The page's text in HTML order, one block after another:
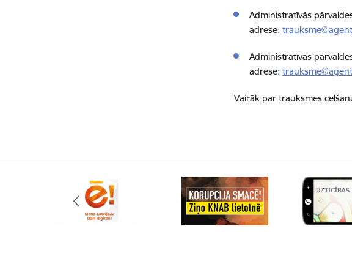
Administratīvās
adrese:
Administratīvās
adrese:
Vairāk par trauksmes